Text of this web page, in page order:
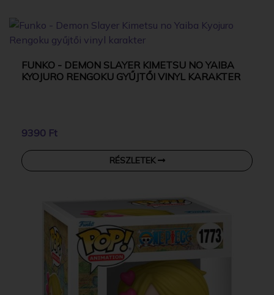
FUNKO - DEMON SLAYER KIMETSU NO YAIBA
KYOJURO RENGOKU GYŰJTŐI VINYL KARAKTER
9390 Ft
RÉSZLETEK